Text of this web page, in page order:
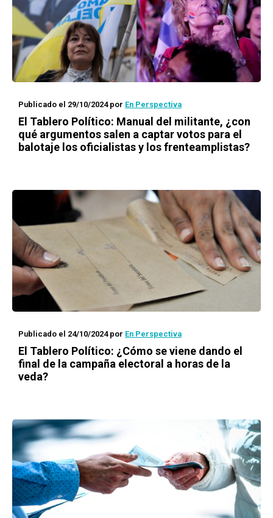
Publicado el 29/10/2024por En Perspectiva
El Tablero Político: Manual del militante, ¿con
qué argumentos salen a captar votos para el
balotaje los oficialistas y los frenteamplistas?
Publicado el 24/10/2024por En Perspectiva
El Tablero Político: ¿Cómo se viene dando el
final de la campaña electoral a horas de la
veda?